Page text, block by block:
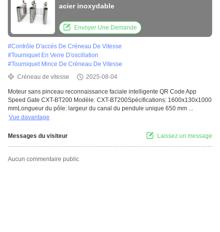
acier inoxydable
Envoyer Une Demande
#Contrôle D'accès De Créneau De Vitesse
#Tourniquet En Verre D'oscillation
#Tourniquet Mince De Créneau De Vitesse
Créneau de vitesse
2025-08-04
Moteur sans pinceau reconnaissance faciale intelligente QR Code App
Speed Gate CXT-BT200 Modèle: CXT-BT200Spécifications: 1600x130x1000
mmLongueur du pôle: largeur du canal du pendule unique 650 mm ...
Vue davantage
Messages du visiteur Laissez un message
Aucun commentaire public